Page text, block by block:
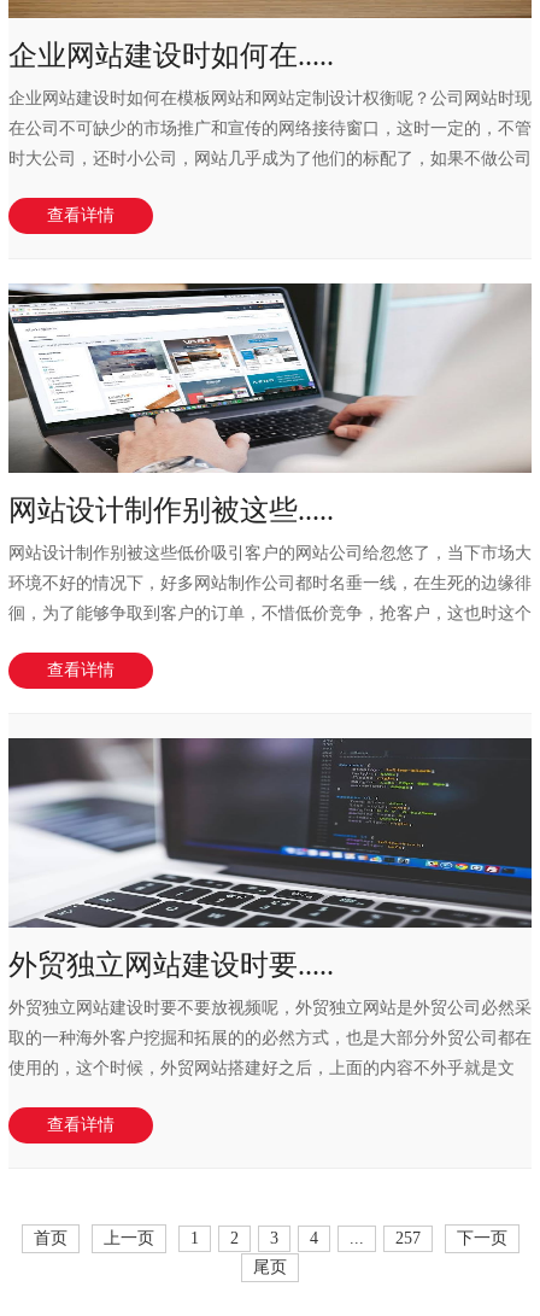
企业网站建设时如何在.....
企业网站建设时如何在模板网站和网站定制设计权衡呢？公司网站时现
在公司不可缺少的市场推广和宣传的网络接待窗口，这时一定的，不管
时大公司，还时小公司，网站几乎成为了他们的标配了，如果不做公司
查看详情
网站设计制作别被这些.....
网站设计制作别被这些低价吸引客户的网站公司给忽悠了，当下市场大
环境不好的情况下，好多网站制作公司都时名垂一线，在生死的边缘徘
徊，为了能够争取到客户的订单，不惜低价竞争，抢客户，这也时这个
查看详情
外贸独立网站建设时要.....
外贸独立网站建设时要不要放视频呢，外贸独立网站是外贸公司必然采
取的一种海外客户挖掘和拓展的的必然方式，也是大部分外贸公司都在
使用的，这个时候，外贸网站搭建好之后，上面的内容不外乎就是文
查看详情
首页 上一页 1 2 3 4 ... 257
下一页
尾页